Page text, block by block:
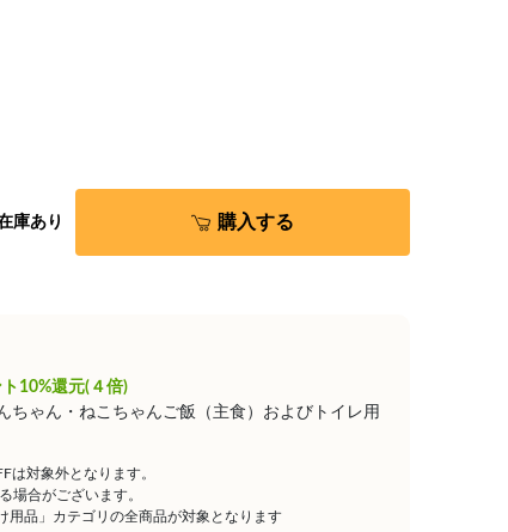
庫あり 購入する
10%還元(４倍)
ゃん・ねこちゃんご飯（主食）およびトイレ用
は対象外となります。
場合がございます。
用品」カテゴリの全商品が対象となります